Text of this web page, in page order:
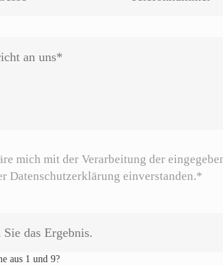
mich mit der Verarbeitung der
Datenschutzerklärung einverstanden.*
aus 1 und 9?